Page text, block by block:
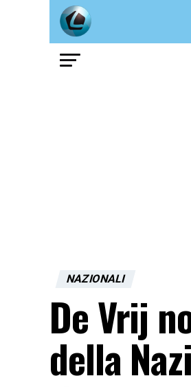
NAZIONALI
De Vrij
della